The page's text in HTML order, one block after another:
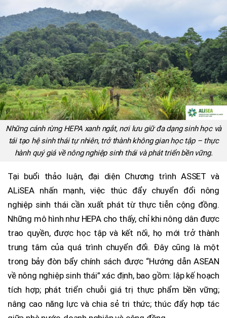
Những cánh rừng HEPA xanh ngắt, nơi lưu giữ đa dạng sinh học và
tái tạo hệ sinh thái tự nhiên, trở thành không gian học tập – thực
hành quý giá về nông nghiệp sinh thái và phát triển bền vững.
Tại buổi thảo luận, đại diện Chương trình ASSET và
ALiSEA nhấn mạnh, việc thúc đẩy chuyển đổi nông
nghiệp sinh thái cần xuất phát từ thực tiễn cộng đồng.
Những mô hình như HEPA cho thấy, chỉ khi nông dân được
trao quyền, được học tập và kết nối, họ mới trở thành
trung tâm của quá trình chuyển đổi. Đây cũng là một
trong bảy đòn bẩy chính sách được “Hướng dẫn ASEAN
về nông nghiệp sinh thái” xác định, bao gồm: lập kế hoạch
tích hợp; phát triển chuỗi giá trị thực phẩm bền vững;
nâng cao năng lực và chia sẻ tri thức; thúc đẩy hợp tác